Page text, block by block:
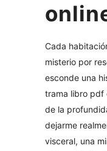
Cada
misterio por
esconde una
trama libro pdf
de la
dejarme
visceral, una